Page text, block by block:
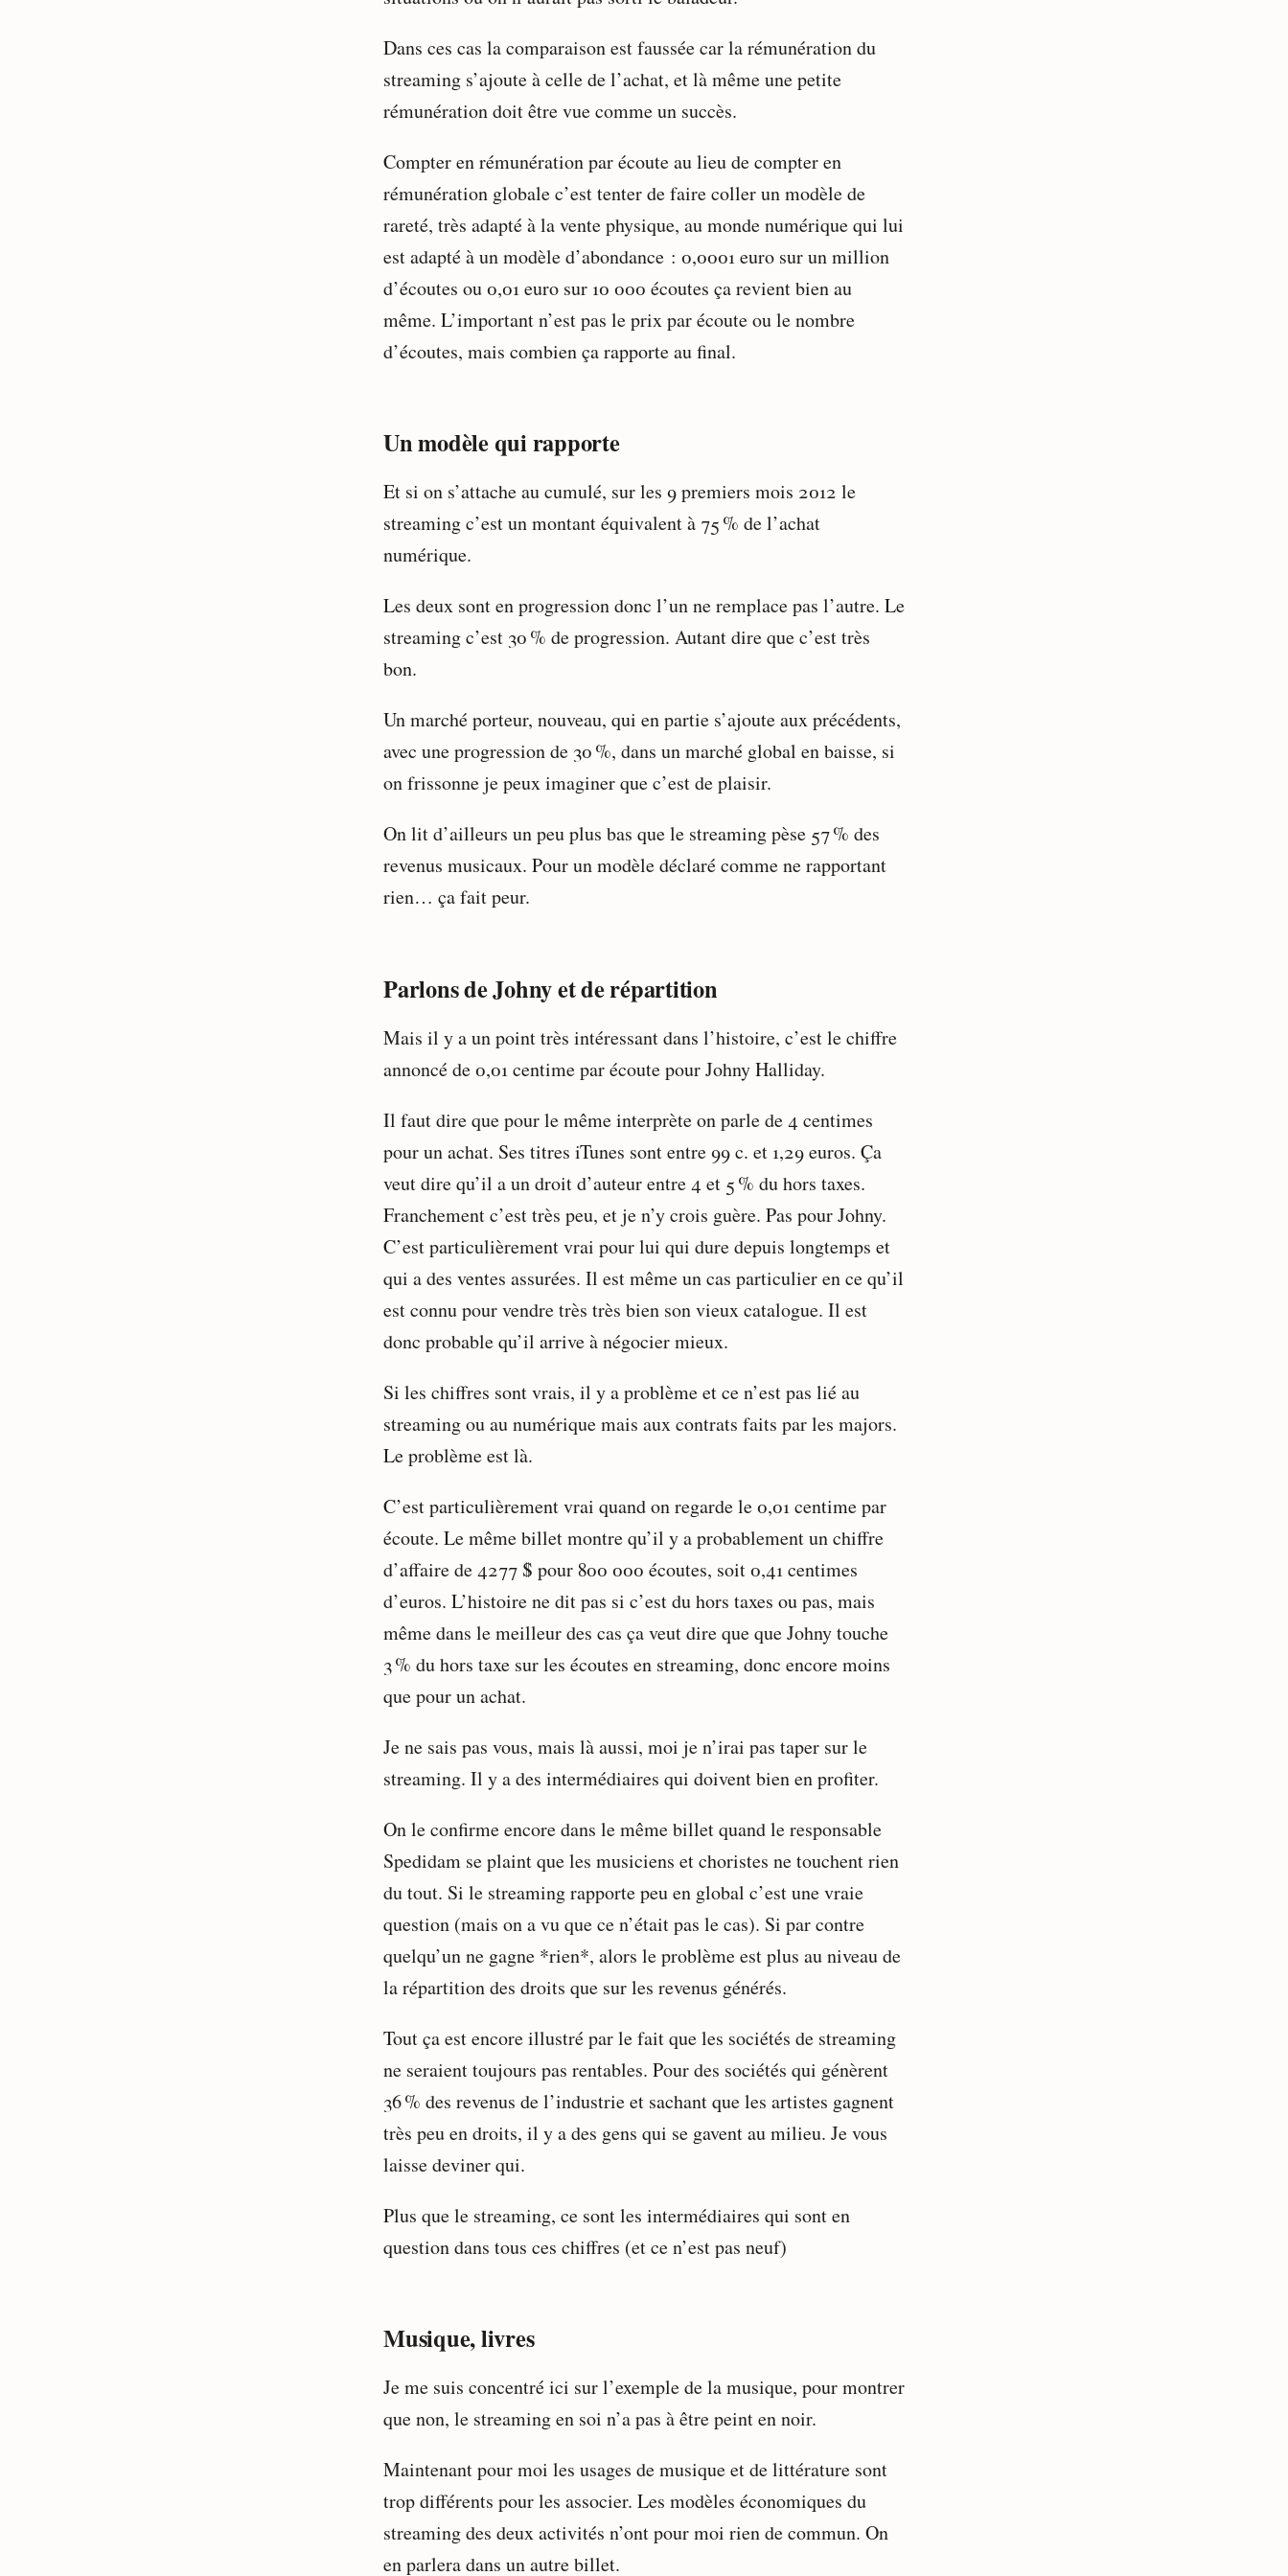
Dans ces cas la comparaison est faussée car la rémunération du
streaming s’ajoute à celle de l’achat, et là même une petite
rémunération doit être vue comme un succès.
Compter en rémunération par écoute au lieu de compter en
rémunération globale c’est tenter de faire coller un modèle de
rareté, très adapté à la vente physique, au monde numérique qui lui
est adapté à un modèle d’abondance : 0,0001 euro sur un million
d’écoutes ou 0,01 euro sur 10 000 écoutes ça revient bien au
même. L’important n’est pas le prix par écoute ou le nombre
d’écoutes, mais combien ça rapporte au final.
Un modèle qui rapporte
Et si on s’attache au cumulé, sur les 9 premiers mois 2012 le
streaming c’est un montant équivalent à 75 % de l’achat
numérique.
Les deux sont en progression donc l’un ne remplace pas l’autre. Le
streaming c’est 30 % de progression. Autant dire que c’est très
bon.
Un marché porteur, nouveau, qui en partie s’ajoute aux précédents,
avec une progression de 30 %, dans un marché global en baisse, si
on frissonne je peux imaginer que c’est de plaisir.
On lit d’ailleurs un peu plus bas que le streaming pèse 57 % des
revenus musicaux. Pour un modèle déclaré comme ne rapportant
rien… ça fait peur.
Parlons de Johny et de répartition
Mais il y a un point très intéressant dans l’histoire, c’est le chiffre
annoncé de 0,01 centime par écoute pour Johny Halliday.
Il faut dire que pour le même interprète on parle de 4 centimes
pour un achat. Ses titres iTunes sont entre 99 c. et 1,29 euros. Ça
veut dire qu’il a un droit d’auteur entre 4 et 5 % du hors taxes.
Franchement c’est très peu, et je n’y crois guère. Pas pour Johny.
C’est particulièrement vrai pour lui qui dure depuis longtemps et
qui a des ventes assurées. Il est même un cas particulier en ce qu’il
est connu pour vendre très très bien son vieux catalogue. Il est
donc probable qu’il arrive à négocier mieux.
Si les chiffres sont vrais, il y a problème et ce n’est pas lié au
streaming ou au numérique mais aux contrats faits par les majors.
Le problème est là.
C’est particulièrement vrai quand on regarde le 0,01 centime par
écoute. Le même billet montre qu’il y a probablement un chiffre
d’affaire de 4277 $ pour 800 000 écoutes, soit 0,41 centimes
d’euros. L’histoire ne dit pas si c’est du hors taxes ou pas, mais
même dans le meilleur des cas ça veut dire que que Johny touche
3 % du hors taxe sur les écoutes en streaming, donc encore moins
que pour un achat.
Je ne sais pas vous, mais là aussi, moi je n’irai pas taper sur le
streaming. Il y a des intermédiaires qui doivent bien en profiter.
On le confirme encore dans le même billet quand le responsable
Spedidam se plaint que les musiciens et choristes ne touchent rien
du tout. Si le streaming rapporte peu en global c’est une vraie
question (mais on a vu que ce n’était pas le cas). Si par contre
quelqu’un ne gagne *rien*, alors le problème est plus au niveau de
la répartition des droits que sur les revenus générés.
Tout ça est encore illustré par le fait que les sociétés de streaming
ne seraient toujours pas rentables. Pour des sociétés qui génèrent
36 % des revenus de l’industrie et sachant que les artistes gagnent
très peu en droits, il y a des gens qui se gavent au milieu. Je vous
laisse deviner qui.
Plus que le streaming, ce sont les intermédiaires qui sont en
question dans tous ces chiffres (et ce n’est pas neuf)
Musique, livres
Je me suis concentré ici sur l’exemple de la musique, pour montrer
que non, le streaming en soi n’a pas à être peint en noir.
Maintenant pour moi les usages de musique et de littérature sont
trop différents pour les associer. Les modèles économiques du
streaming des deux activités n’ont pour moi rien de commun. On
en parlera dans un autre billet.